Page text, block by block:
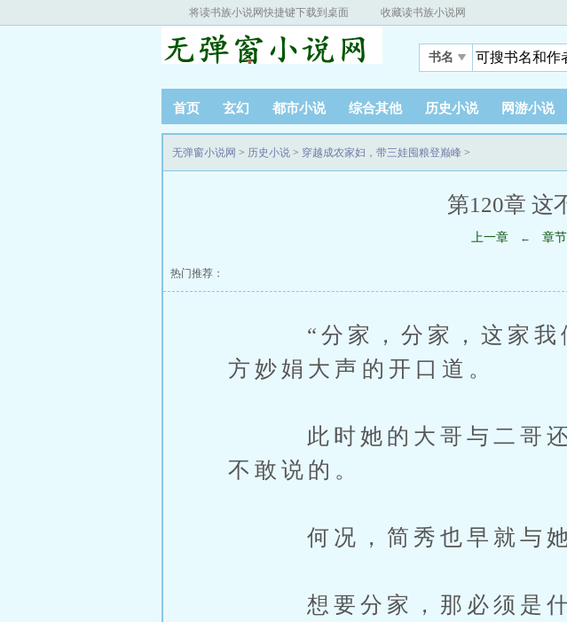
将读书族小说网快捷键下载到桌面 收藏读书族小说网
书名
首页 玄幻 都市小说 综合其他 历史小说 网游小说
无弹窗小说网 > 历史小说 > 穿越成农家妇，带三娃囤粮登巅峰 >
第120章 这
上一章 ← 章
热门推荐：
“分家，分家，这家我们
方妙娟大声的开口道。
此时她的大哥与二哥还
不敢说的。
何况，简秀也早就与她
想要分家，那必须是什